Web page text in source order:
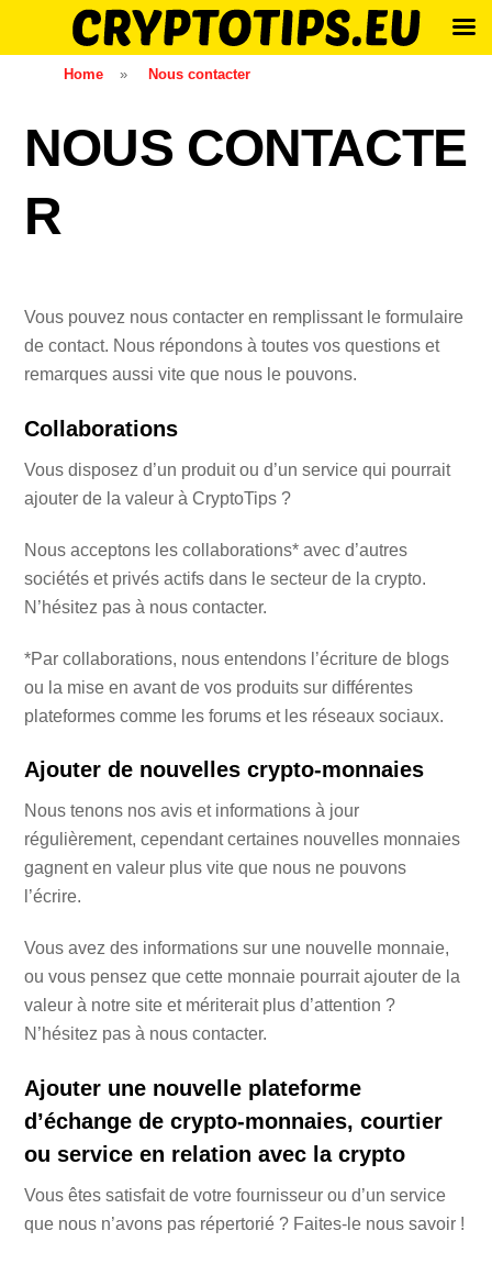
Home » Nous contacter
NOUS CONTACTE
R
Vous pouvez nous contacter en remplissant le formulaire
de contact. Nous répondons à toutes vos questions et
remarques aussi vite que nous le pouvons.
Collaborations
Vous disposez d’un produit ou d’un service qui pourrait
ajouter de la valeur à CryptoTips ?
Nous acceptons les collaborations* avec d’autres
sociétés et privés actifs dans le secteur de la crypto.
N’hésitez pas à nous contacter.
*Par collaborations, nous entendons l’écriture de blogs
ou la mise en avant de vos produits sur différentes
plateformes comme les forums et les réseaux sociaux.
Ajouter de nouvelles crypto-monnaies
Nous tenons nos avis et informations à jour
régulièrement, cependant certaines nouvelles monnaies
gagnent en valeur plus vite que nous ne pouvons
l’écrire.
Vous avez des informations sur une nouvelle monnaie,
ou vous pensez que cette monnaie pourrait ajouter de la
valeur à notre site et mériterait plus d’attention ?
N’hésitez pas à nous contacter.
Ajouter une nouvelle plateforme
d’échange de crypto-monnaies, courtier
ou service en relation avec la crypto
Vous êtes satisfait de votre fournisseur ou d’un service
que nous n’avons pas répertorié ? Faites-le nous savoir !